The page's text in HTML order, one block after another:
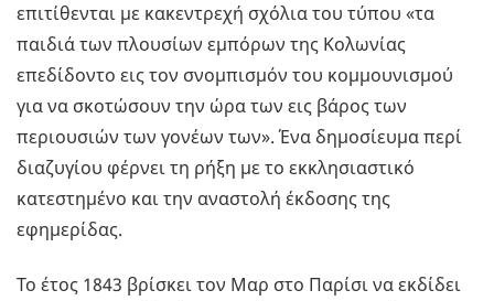
επιτίθενται με κακεντρεχή σχόλια του τύπου «τα
παιδιά των πλουσίων εμπόρων της Koλωνίας
επεδίδοντο εις τον σνομπισμόν του κομμουνισμού
για να σκοτώσουν την ώρα των εις βάρος των
περιουσιών των γονέων των». Ένα δημοσίευμα περί
διαζυγίου φέρνει τη ρήξη με το εκκλησιαστικό
κατεστημένο και την αναστολή έκδοσης της
εφημερίδας.
Το έτος 1843 βρίσκει τον Μαρ στο Παρίσι να εκδίδει